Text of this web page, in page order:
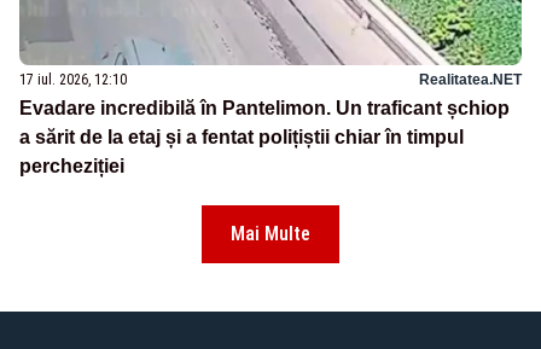
17 iul. 2026, 12:10 Realitatea.NET
Evadare incredibilă în Pantelimon. Un traficant șchiop
a sărit de la etaj și a fentat polițiștii chiar în timpul
percheziției
Mai Multe